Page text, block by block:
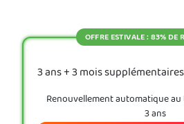
3 ans + 3 mois supplémentaires
OFFRE ESTIVALE : 83% DE
Renouvellement automatique
3 ans